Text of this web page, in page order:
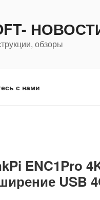
обзоры
с нами
ENC1Pro
USB